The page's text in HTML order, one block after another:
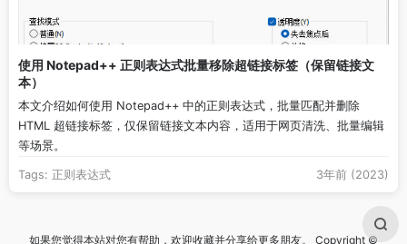
使用 Notepad++ 正则表达式批量移除超链接标签（保留链接文
本）
本文介绍如何使用 Notepad++ 中的正则表达式，批量匹配并删除
HTML 超链接标签，仅保留链接文本内容，适用于网页清洗、批量编辑
等场景。
Tags: 正则表达式 3年前 (2023)
如果您觉得本站对您有帮助，欢迎收藏并分享给更多朋友。 Copyright ©